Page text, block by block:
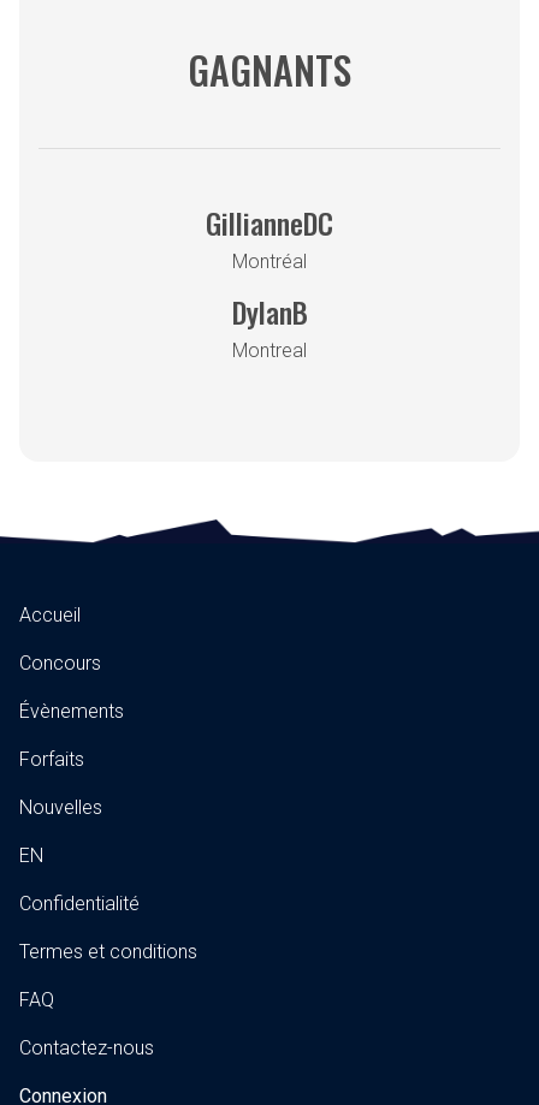
GAGNANTS
GillianneDC
Montréal
DylanB
Montreal
Accueil
Concours
Évènements
Forfaits
Nouvelles
EN
Confidentialité
Termes et conditions
FAQ
Contactez-nous
Connexion